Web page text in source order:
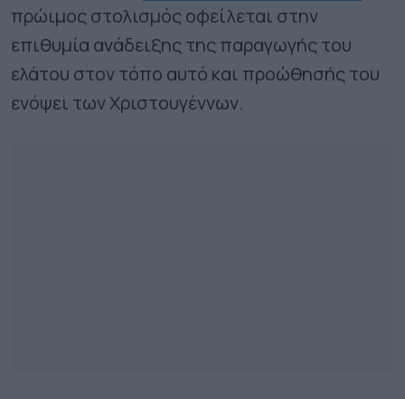
πρώιμος στολισμός οφείλεται στην
επιθυμία ανάδειξης της παραγωγής του
ελάτου στον τόπο αυτό και προώθησής του
ενόψει των Χριστουγέννων.